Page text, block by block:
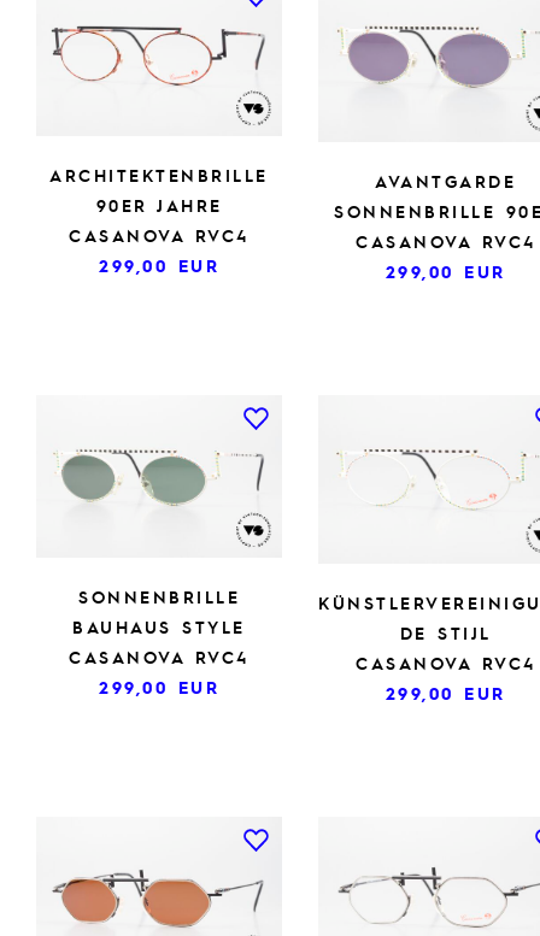
ARCHITEKTENBRILLE
90ER JAHRE
CASANOVA RVC4
299,00 EUR
AVANTGARDE
SONNENBRILLE
CASANOVA RVC4
299,00 EUR
SONNENBRILLE
BAUHAUS STYLE
CASANOVA RVC4
299,00 EUR
DE STIJL
CASANOVA RVC4
299,00 EUR